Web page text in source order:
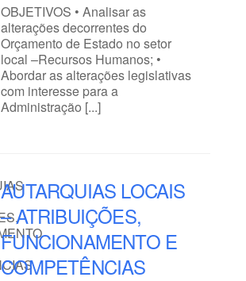
OBJETIVOS • Analisar as
alterações decorrentes do
Orçamento de Estado no setor
local –Recursos Humanos; •
Abordar as alterações legislativas
com interesse para a
Administração [...]
AUTARQUIAS LOCAIS
– ATRIBUIÇÕES,
FUNCIONAMENTO E
COMPETÊNCIAS